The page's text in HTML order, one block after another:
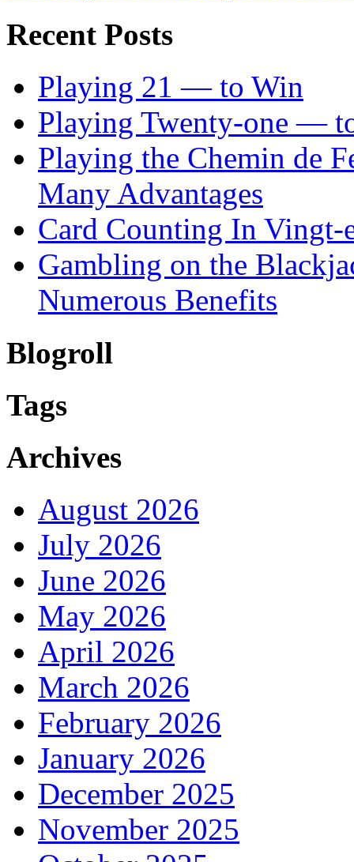
Recent Posts
Playing 21 — to Win
Playing Twenty-one —
Playing the Chemin de
Many Advantages
Card Counting In Vingt-
Gambling on the
Numerous Benefits
Blogroll
Tags
Archives
August 2026
July 2026
June 2026
May 2026
April 2026
March 2026
February 2026
January 2026
December 2025
November 2025